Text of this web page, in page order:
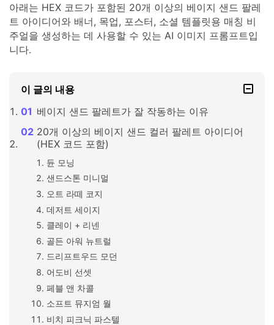
아래는 HEX 코드가 포함된 20개 이상의 베이지 샌드 팔레
트 아이디어와 배너, 목업, 포스터, 소셜 템플릿용 매칭 비
주얼을 생성하는 데 사용할 수 있는 AI 이미지 프롬프트입
니다.
이 글의 내용
베이지 샌드 팔레트가 잘 작동하는 이유
20개 이상의 베이지 샌드 컬러 팔레트 아이디어
(HEX 코드 포함)
듄 모닝
샌드스톤 미니멀
오트 라떼 코지
데저트 세이지
클레이 + 리넨
골든 아워 뉴트럴
드리프트우드 모던
어도비 선셋
페블 앤 차콜
소프트 뮤지엄 월
비치 피크닉 파스텔